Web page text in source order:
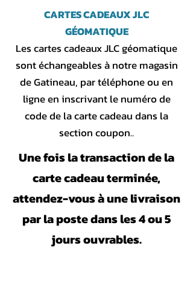
CARTES CADEAUX JLC
GÉOMATIQUE
Les cartes cadeaux JLC géomatique
sont échangeables à notre magasin
de Gatineau, par téléphone ou en
ligne en inscrivant le numéro de
code de la carte cadeau dans la
section coupon..
Une fois la transaction de la
carte cadeau terminée,
attendez-vous à une livraison
par la poste dans les 4 ou 5
jours ouvrables.